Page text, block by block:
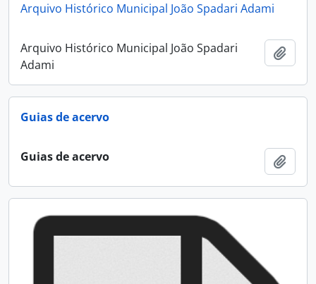
Arquivo Histórico Municipal João Spadari Adami
Arquivo Histórico Municipal João Spadari
Adami
Guias de acervo
Guias de acervo